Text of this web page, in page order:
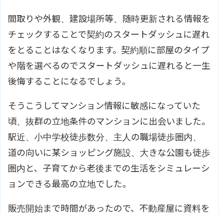
間取りや外観、建設場所等、随時更新される情報を
チェックすることで契約のスタートダッシュに遅れ
をとることはなくなります。契約順に部屋のタイプ
や階を選べるのでスタートダッシュに遅れると一生
後悔することになるでしょう。
そうこうしてマンション情報に敏感になっていた
頃、抜群の立地条件のマンションに出会いました。
駅近、小中学校徒歩数分、主人の職場徒歩圏内、
道の向いに某ショッピング施設、大きな公園も徒歩
圏内と、子育てから老後までの生活をシミュレーシ
ョンできる最高の立地でした。
販売開始まで時間があったので、不動産屋に資料を